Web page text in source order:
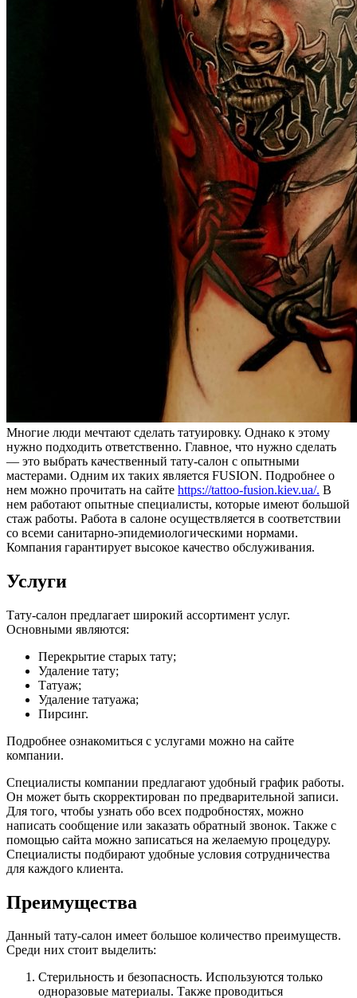
Многие люди мечтают сделать татуировку. Однако к этому
нужно подходить ответственно. Главное, что нужно сделать
— это выбрать качественный тату-салон с опытными
мастерами. Одним их таких является FUSION. Подробнее о
нем можно прочитать на сайте https://tattoo-fusion.kiev.ua/. В
нем работают опытные специалисты, которые имеют большой
стаж работы. Работа в салоне осуществляется в соответствии
со всеми санитарно-эпидемиологическими нормами.
Компания гарантирует высокое качество обслуживания.
Услуги
Тату-салон предлагает широкий ассортимент услуг.
Основными являются:
Перекрытие старых тату;
Удаление тату;
Татуаж;
Удаление татуажа;
Пирсинг.
Подробнее ознакомиться с услугами можно на сайте
компании.
Специалисты компании предлагают удобный график работы.
Он может быть скорректирован по предварительной записи.
Для того, чтобы узнать обо всех подробностях, можно
написать сообщение или заказать обратный звонок. Также с
помощью сайта можно записаться на желаемую процедуру.
Специалисты подбирают удобные условия сотрудничества
для каждого клиента.
Преимущества
Данный тату-салон имеет большое количество преимуществ.
Среди них стоит выделить:
Стерильность и безопасность. Используются только
одноразовые материалы. Также проводиться